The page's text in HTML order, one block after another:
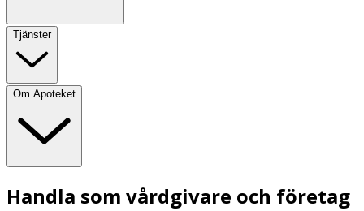
Tjänster
Om Apoteket
Handla som vårdgivare och företag